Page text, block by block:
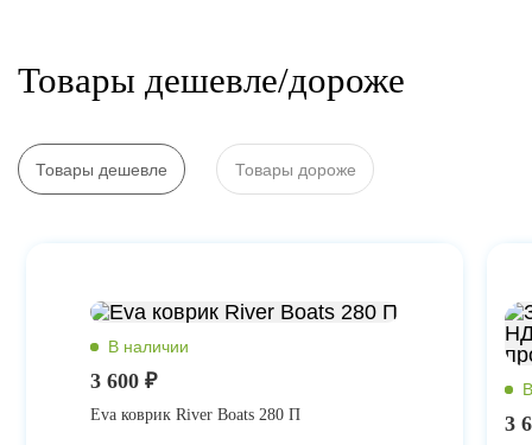
Товары дешевле/дороже
Товары дешевле Товары дороже
3 600 ₽
Eva коврик River Boats 280 П 3